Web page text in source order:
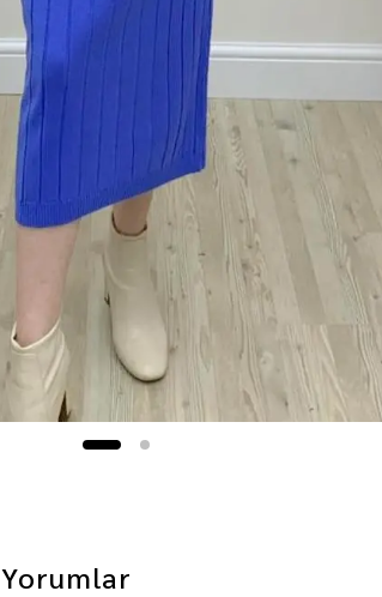
Yorumlar